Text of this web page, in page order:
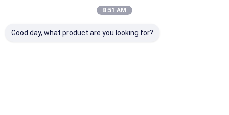
8:51 AM
Good day, what product are you looking for?